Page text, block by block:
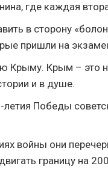
где каждая
в сторону
пришли на
Крыму. Крым – это
и в душе.
Победы
войны они
границу на